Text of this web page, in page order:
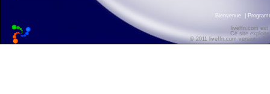
Bienvenue
liveffn.com est
Ce site
© 2011 liveffn.com version :